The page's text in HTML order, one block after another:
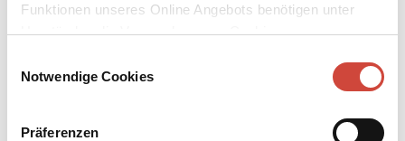
Funktionen unseres Online Angebots benötigen unter
Umständen die Verwendung von Cookies von
Notwendige Cookies
Präferenzen
einem Text von Martin Suter (›Weiss nid, was es isch‹) war ein
›Schweizer Grand Prix Musik‹ für sein Lebenswerk, 2021